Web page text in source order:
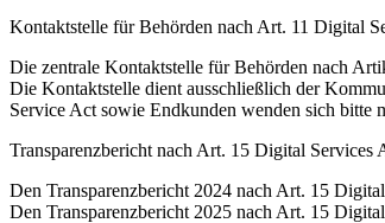
Kontaktstelle für Behörden nach Art. 11 Digital
Die zentrale Kontaktstelle für Behörden nach
Die Kontaktstelle dient ausschließlich der
Service Act sowie Endkunden wenden sich bitte
Transparenzbericht nach Art. 15 Digital Services
Den Transparenzbericht 2024 nach Art. 15
Den Transparenzbericht 2025 nach Art. 15